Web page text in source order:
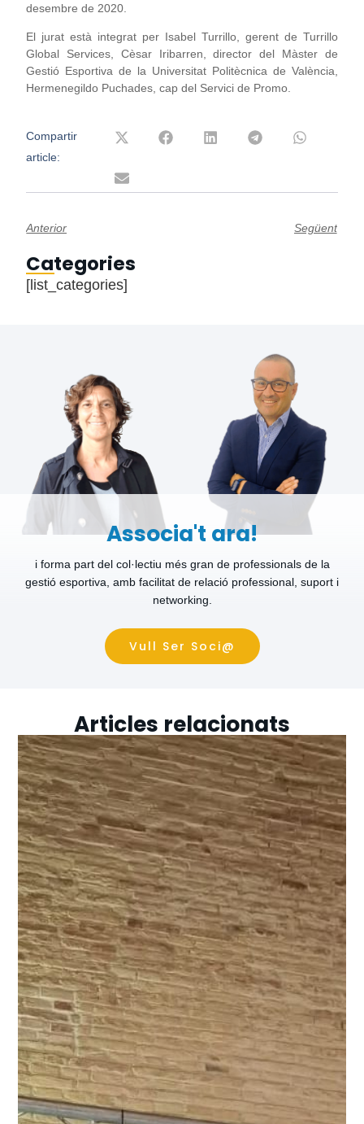
desembre de 2020.
El jurat està integrat per Isabel Turrillo, gerent de Turrillo
Global Services, Cèsar Iribarren, director del Màster de
Gestió Esportiva de la Universitat Politècnica de València,
Hermenegildo Puchades, cap del Servici de Promo.
Compartir
article:
Anterior Següent
Categories
[list_categories]
Associa't ara!
i forma part del col·lectiu més gran de professionals de la
gestió esportiva, amb facilitat de relació professional, suport i
networking.
Vull Ser Soci@
Articles relacionats